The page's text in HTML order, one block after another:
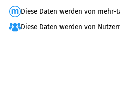
Diese Daten werden von mehr-
Diese Daten werden von